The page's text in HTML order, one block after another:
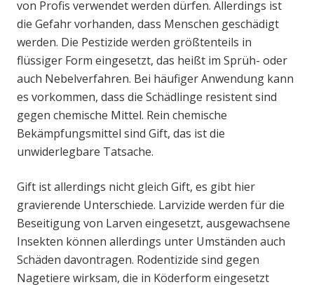
von Profis verwendet werden dürfen. Allerdings ist
die Gefahr vorhanden, dass Menschen geschädigt
werden. Die Pestizide werden größtenteils in
flüssiger Form eingesetzt, das heißt im Sprüh- oder
auch Nebelverfahren. Bei häufiger Anwendung kann
es vorkommen, dass die Schädlinge resistent sind
gegen chemische Mittel. Rein chemische
Bekämpfungsmittel sind Gift, das ist die
unwiderlegbare Tatsache.
Gift ist allerdings nicht gleich Gift, es gibt hier
gravierende Unterschiede. Larvizide werden für die
Beseitigung von Larven eingesetzt, ausgewachsene
Insekten können allerdings unter Umständen auch
Schäden davontragen. Rodentizide sind gegen
Nagetiere wirksam, die in Köderform eingesetzt